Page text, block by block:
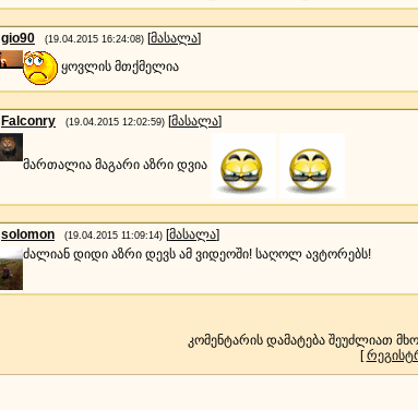
gio90 (19.04.2015 16:24:08) [მასალა]
ყოვლის მთქმელია
Falconry (19.04.2015 12:02:59) [მასალა]
მართალია მაგარი აზრი დვია
solomon (19.04.2015 11:09:14) [მასალა]
ძალიან დიდი აზრი დევს ამ ვიდეოში! საღოლ ავტორებს!
კომენტარის დამატება შეუძლიათ
[